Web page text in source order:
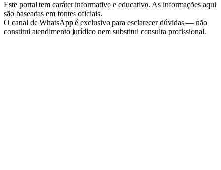
Este portal tem caráter informativo e educativo. As informações aqui
são baseadas em fontes oficiais.
O canal de WhatsApp é exclusivo para esclarecer dúvidas — não
constitui atendimento jurídico nem substitui consulta profissional.